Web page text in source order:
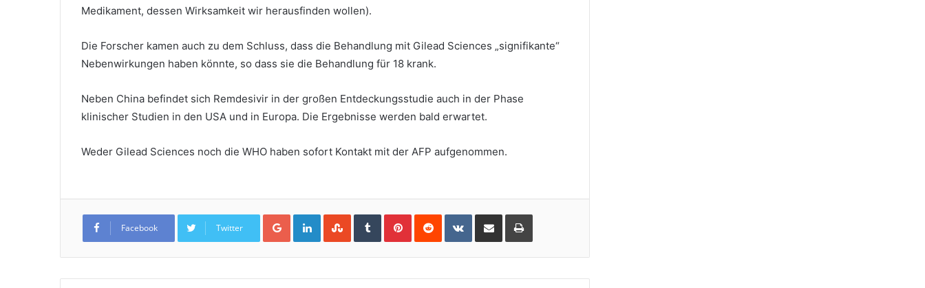
Medikament, dessen Wirksamkeit wir herausfinden wollen).
Die Forscher kamen auch zu dem Schluss, dass die Behandlung mit Gilead Sciences „signifikante“
Nebenwirkungen haben könnte, so dass sie die Behandlung für 18 krank.
Neben China befindet sich Remdesivir in der großen Entdeckungsstudie auch in der Phase
klinischer Studien in den USA und in Europa. Die Ergebnisse werden bald erwartet.
Weder Gilead Sciences noch die WHO haben sofort Kontakt mit der AFP aufgenommen.
Facebook Twitter
Google+LinkedInStumbleUpon
TumblrPinterestReddit VKontakteShare
Email
Print